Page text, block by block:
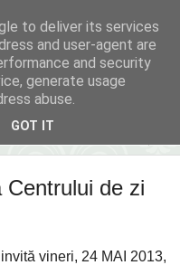
Centrului de zi
vineri, 24 MAI 2013,
to deliver its services
and user-agent are
and security
generate usage
abuse.
GOT IT